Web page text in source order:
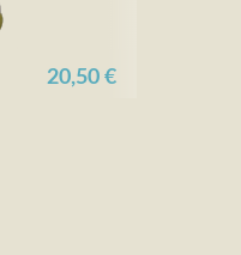
20,50 €